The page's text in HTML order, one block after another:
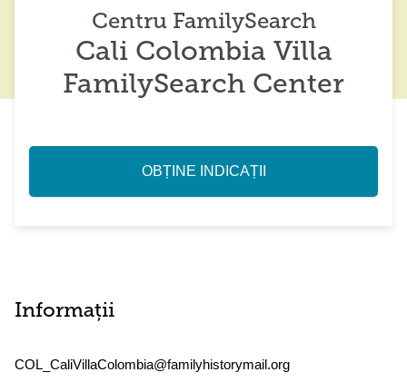
Centru FamilySearch
Cali Colombia Villa
FamilySearch Center
OBȚINE INDICAȚII
Informații
COL_CaliVillaColombia@familyhistorymail.org